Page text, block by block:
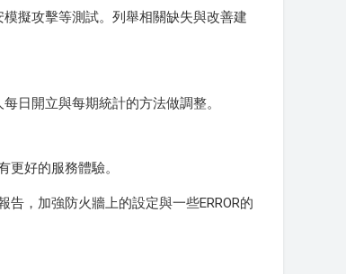
擬攻擊等測試。列舉相關缺失與改善建
日開立與每期統計的方法做調整。
好的服務體驗。
，加強防火牆上的設定與一些ERROR的